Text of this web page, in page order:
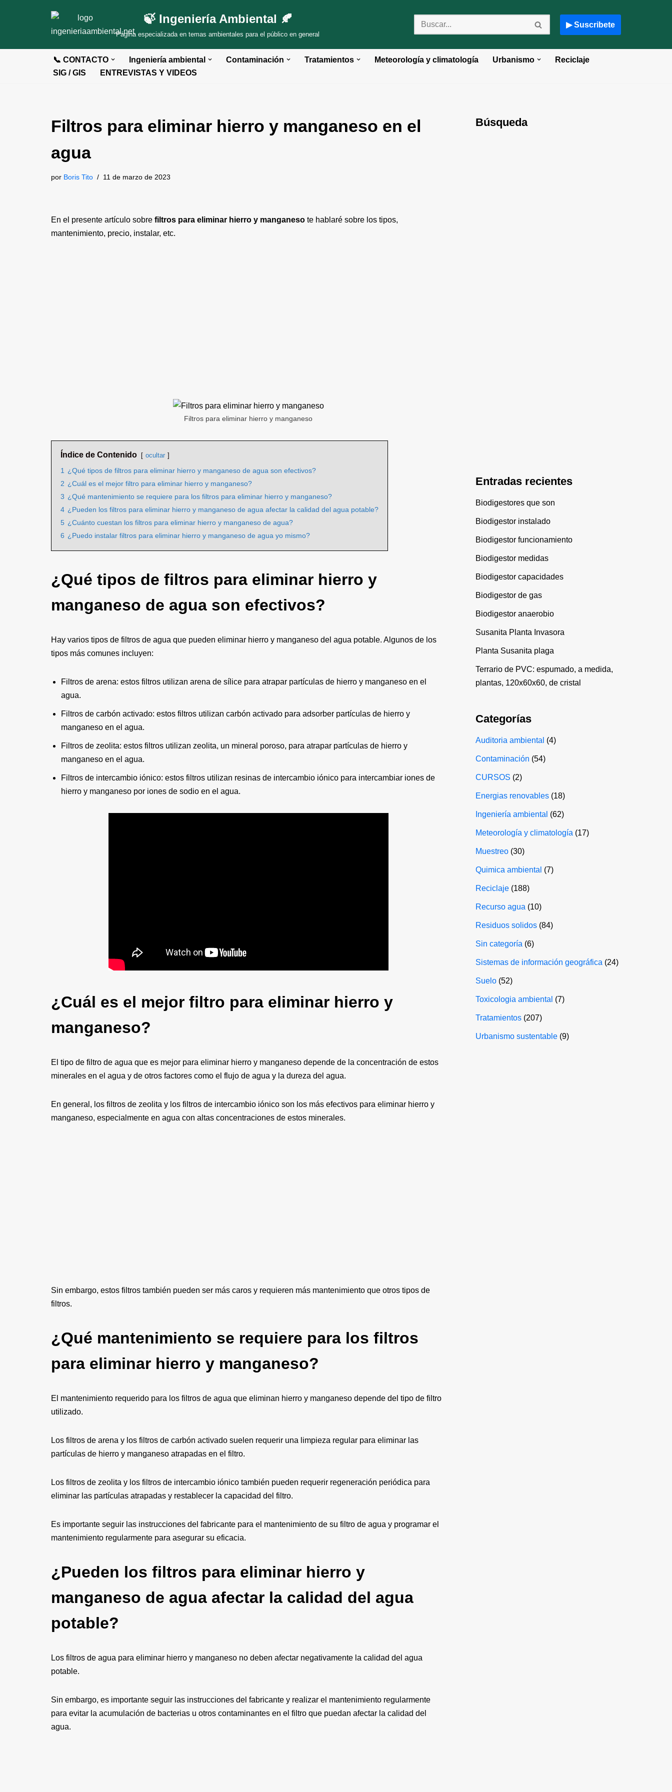
🍃 Ingeniería Ambiental 🍂
Página especializada en temas ambientales para el público en general
▶ Suscribete
📞 CONTACTO Ingeniería ambiental Contaminación Tratamientos Meteorología y climatología Urbanismo
Reciclaje
SIG / GIS
ENTREVISTAS Y VIDEOS
Filtros para eliminar hierro y manganeso en el
agua
por Boris Tito 11 de marzo de 2023
En el presente artículo sobre filtros para eliminar hierro y manganeso te hablaré sobre los tipos,
mantenimiento, precio, instalar, etc.
Filtros para eliminar hierro y manganeso
Índice de Contenido ocultar
1
¿Qué tipos de filtros para eliminar hierro y manganeso de agua son efectivos?
2 ¿Cuál es el mejor filtro para eliminar hierro y manganeso?
3 ¿Qué mantenimiento se requiere para los filtros para eliminar hierro y manganeso?
4 ¿Pueden los filtros para eliminar hierro y manganeso de agua afectar la calidad del agua potable?
5 ¿Cuánto cuestan los filtros para eliminar hierro y manganeso de agua?
6 ¿Puedo instalar filtros para eliminar hierro y manganeso de agua yo mismo?
¿Qué tipos de filtros para eliminar hierro y
manganeso de agua son efectivos?
Hay varios tipos de filtros de agua que pueden eliminar hierro y manganeso del agua potable. Algunos de los
tipos más comunes incluyen:
Filtros de arena: estos filtros utilizan arena de sílice para atrapar partículas de hierro y manganeso en el
agua.
Filtros de carbón activado: estos filtros utilizan carbón activado para adsorber partículas de hierro y
manganeso en el agua.
Filtros de zeolita: estos filtros utilizan zeolita, un mineral poroso, para atrapar partículas de hierro y
manganeso en el agua.
Filtros de intercambio iónico: estos filtros utilizan resinas de intercambio iónico para intercambiar iones de
hierro y manganeso por iones de sodio en el agua.
¿Cuál es el mejor filtro para eliminar hierro y
manganeso?
El tipo de filtro de agua que es mejor para eliminar hierro y manganeso depende de la concentración de estos
minerales en el agua y de otros factores como el flujo de agua y la dureza del agua.
En general, los filtros de zeolita y los filtros de intercambio iónico son los más efectivos para eliminar hierro y
manganeso, especialmente en agua con altas concentraciones de estos minerales.
Sin embargo, estos filtros también pueden ser más caros y requieren más mantenimiento que otros tipos de
filtros.
¿Qué mantenimiento se requiere para los filtros
para eliminar hierro y manganeso?
El mantenimiento requerido para los filtros de agua que eliminan hierro y manganeso depende del tipo de filtro
utilizado.
Los filtros de arena y los filtros de carbón activado suelen requerir una limpieza regular para eliminar las
partículas de hierro y manganeso atrapadas en el filtro.
Los filtros de zeolita y los filtros de intercambio iónico también pueden requerir regeneración periódica para
eliminar las partículas atrapadas y restablecer la capacidad del filtro.
Es importante seguir las instrucciones del fabricante para el mantenimiento de su filtro de agua y programar el
mantenimiento regularmente para asegurar su eficacia.
¿Pueden los filtros para eliminar hierro y
manganeso de agua afectar la calidad del agua
potable?
Los filtros de agua para eliminar hierro y manganeso no deben afectar negativamente la calidad del agua
potable.
Sin embargo, es importante seguir las instrucciones del fabricante y realizar el mantenimiento regularmente
para evitar la acumulación de bacterias u otros contaminantes en el filtro que puedan afectar la calidad del
agua.
Búsqueda
Entradas recientes
Biodigestores que son
Biodigestor instalado
Biodigestor funcionamiento
Biodigestor medidas
Biodigestor capacidades
Biodigestor de gas
Biodigestor anaerobio
Susanita Planta Invasora
Planta Susanita plaga
Terrario de PVC: espumado, a medida,
plantas, 120x60x60, de cristal
Categorías
Auditoria ambiental (4)
Contaminación (54)
CURSOS (2)
Energias renovables (18)
Ingeniería ambiental (62)
Meteorología y climatología (17)
Muestreo (30)
Quimica ambiental (7)
Reciclaje (188)
Recurso agua (10)
Residuos solidos (84)
Sin categoría (6)
Sistemas de información geográfica (24)
Suelo (52)
Toxicologia ambiental (7)
Tratamientos (207)
Urbanismo sustentable (9)